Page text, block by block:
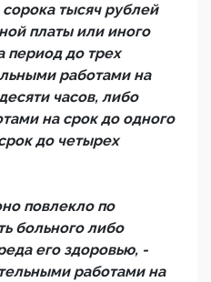
тысяч рублей
платы или иного
период до трех
работами на
часов, либо
на срок до одного
до четырех
повлекло по
больного либо
его здоровью, -
работами на